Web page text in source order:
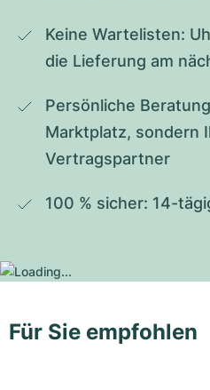
Keine Wartelisten:
die Lieferung am
Persönliche
Marktplatz, sondern
Vertragspartner
100 % sicher: 14-
Für Sie empfohlen